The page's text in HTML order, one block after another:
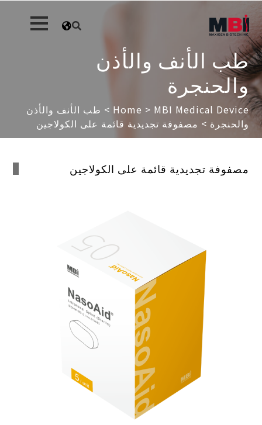
طب الأنف والأذن
والحنجرة
Home > MBI Medical Device
> طب الأنف والأذن
والحنجرة > مصفوفة تجديدية قائمة على الكولاجين
مصفوفة تجديدية قائمة على الكولاجين